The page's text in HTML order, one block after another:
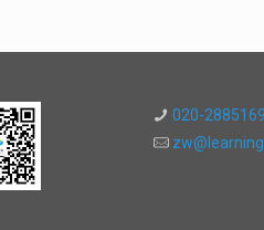
020-